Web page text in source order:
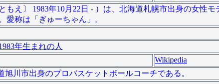
え〕 1983年10月22日 - ）は、北海道札幌市出身の女性モ
愛称は「ぎゅーちゃん」。
年生まれの人
Wikipedia
川市出身のプロバスケットボールコーチである。